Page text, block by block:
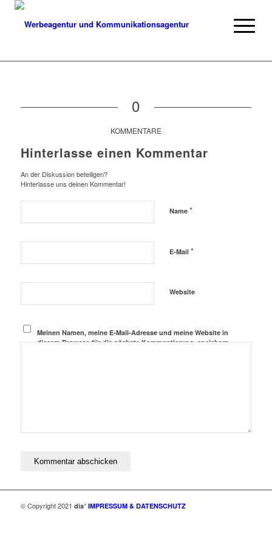
0
KOMMENTARE
Hinterlasse einen Kommentar
An der Diskussion beteiligen?
Hinterlasse uns deinen Kommentar!
Name *
E-Mail *
Website
Meinen Namen, meine E-Mail-Adresse und meine Website in
diesem Browser, für die nächste Kommentierung, speichern.
© Copyright 2021 dia° IMPRESSUM & DATENSCHUTZ